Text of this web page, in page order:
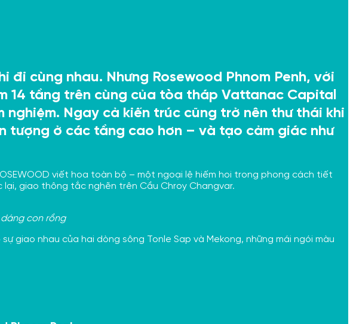
đi cùng nhau. Nhưng Rosewood Phnom Penh, với
14 tầng trên cùng của tòa tháp Vattanac Capital
Ngay cả kiến trúc cũng trở nên thư thái khi
tượng ở các tầng cao hơn – và tạo cảm giác như
viết hoa toàn bộ – một ngoại lệ hiếm hoi trong phong cách tiết
giao thông tắc nghẽn trên Cầu Chroy Changvar.
con rồng
giao nhau của hai dòng sông Tonle Sap và Mekong, những mái ngói màu